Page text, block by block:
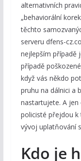
alternativních
„behaviorální
těchto
serveru dfens-
nejlepším případě
případě
když vás někdo
pruhu na dálnici a
nastartujete. A
policisté přejdou
vývoj uplatňování
Kdo je